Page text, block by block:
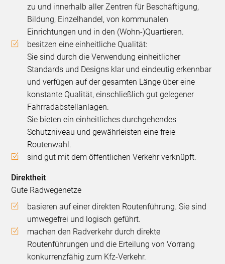
zu und innerhalb aller Zentren für Beschäftigung,
Bildung, Einzelhandel, von kommunalen
Einrichtungen und in den (Wohn-)Quartieren.
besitzen eine einheitliche Qualität:
Sie sind durch die Verwendung einheitlicher
Standards und Designs klar und eindeutig erkennbar
und verfügen auf der gesamten Länge über eine
konstante Qualität, einschließlich gut gelegener
Fahrradabstellanlagen.
Sie bieten ein einheitliches durchgehendes
Schutzniveau und gewährleisten eine freie
Routenwahl.
sind gut mit dem öffentlichen Verkehr verknüpft.
Direktheit
Gute Radwegenetze
basieren auf einer direkten Routenführung. Sie sind
umwegefrei und logisch geführt.
machen den Radverkehr durch direkte
Routenführungen und die Erteilung von Vorrang
konkurrenzfähig zum Kfz-Verkehr.